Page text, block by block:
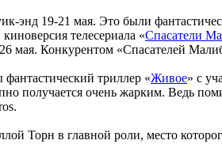
энд 19-21 мая. Это были
киноверсия телесериала «Спасатели
мая. Конкурентом «Спасателей
триллер «Живое» с
получается очень жарким. Ведь
Торн в главной роли, место